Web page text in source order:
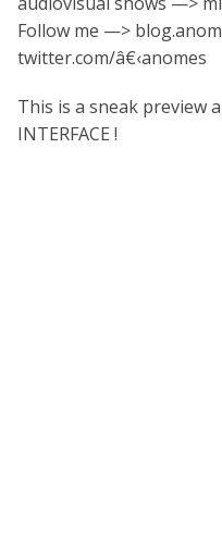
Follow me —>
twitter.com/â€‹anomes
This is a sneak preview
INTERFACE !